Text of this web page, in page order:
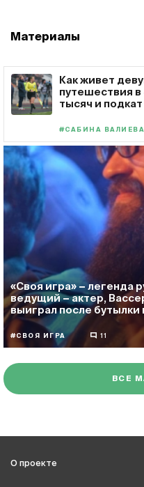
Материалы
Как живет
путешествия в
тысяч и
#САБИНА ВАЛИЕВА
«Своя игра» − легенда
ведущий − актер,
выиграл после бутылки
#СВОЯ ИГРА 11
ВСЕ
О проекте